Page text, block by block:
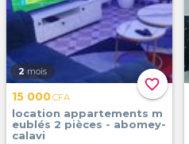
favorite_border
2 mois
15 000CFA
location appartements m
eublés 2 pièces - abomey-
calavi